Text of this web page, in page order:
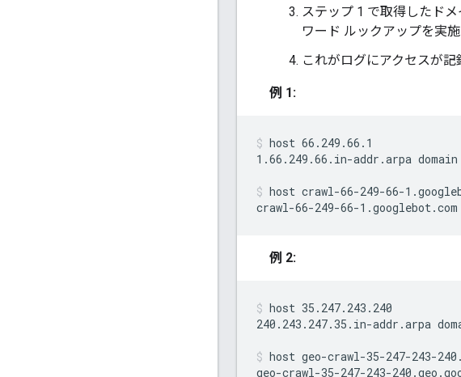
ステップ 1 で取得したド
ワード ルックアップを実施
これがログにアクセスが
例 1:
host 66.249.66.1
1.66.249.66.in-addr.arpa
host crawl-66-249-66-
crawl-66-249-66-
例 2:
host 35.247.243.240
240.243.247.35.in-addr.arpa
host geo-crawl-35-247-243-
geo-crawl-35-247-243-